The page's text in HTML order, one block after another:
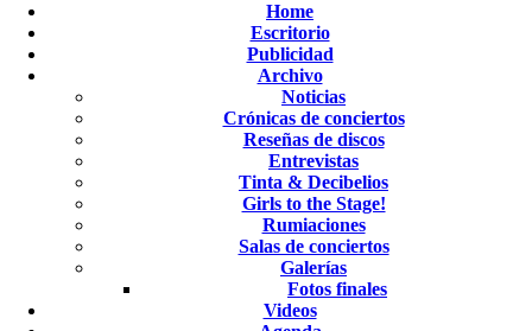
Home
Escritorio
Publicidad
Archivo
Noticias
Crónicas de conciertos
Reseñas de discos
Entrevistas
Tinta & Decibelios
Girls to the Stage!
Rumiaciones
Salas de conciertos
Galerías
Fotos finales
Videos